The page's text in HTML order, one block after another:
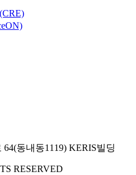
동내동1119) KERIS빌딩
RESERVED